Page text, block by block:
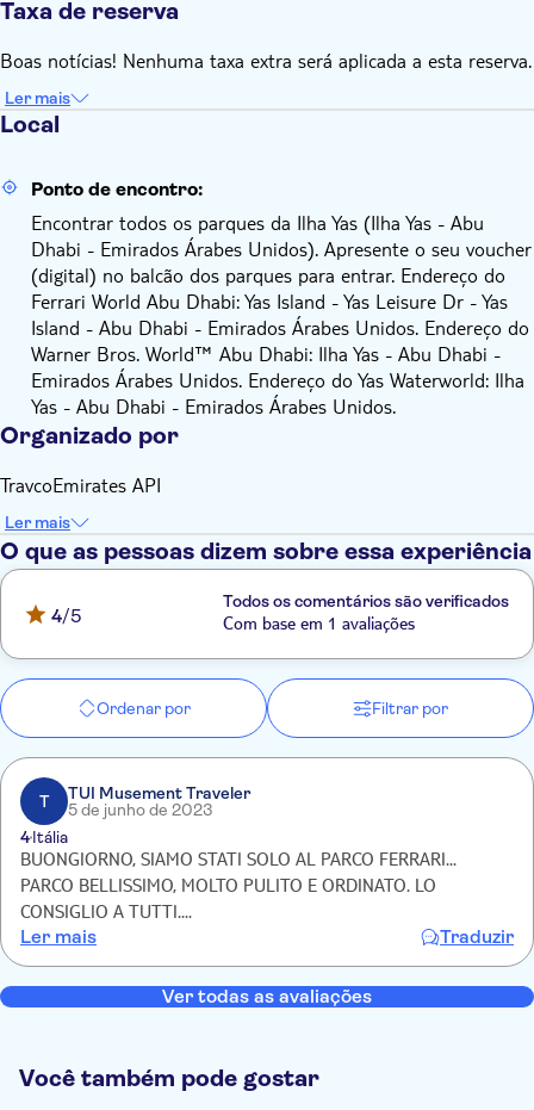
dirigir-se ao balcão de informações se necessitar de mais
assistência. É importante chegar à Fórmula Rossa no horário
pré-reservado. Nenhum convidado será autorizado a entrar
na pista sem uma reserva para a hora específica. A reserva é
limitada a uma faixa horária por dia. Os clientes podem
correio eletrónico só pode ser utilizado uma vez por visita
Os bebés (0-2 anos) podem entrar gratuitamente e não
necessitam de bilhete
Aplicam-se restrições de altura mínima e máxima a todas as
atracções. Por favor, verifique as regras e regulamentos de
cada parque antes da sua visita
Os visitantes que tentarem entrar nos parques com bilhetes
que não estejam em conformidade com os termos e
condições da emissão de bilhetes serão reencaminhados
para o emissor original
atracções pode sofrer atrasos. Por favor, mantenha-se
atento aos ecrãs do parque durante a sua visita para se
manter atualizado
O horário de funcionamento está sujeito a alterações em
função da época do ano e/ou da necessidade de
manutenção. Além disso, algumas atracções podem estar
Visite o sítio Web do parque para obter informações
actualizadas sobre o horário de funcionamento e os
encerramentos temporários
Taxa de reserva
Boas notícias! Nenhuma taxa extra será aplicada a esta reserva.
Ler mais
Local
Ponto de encontro:
Encontrar todos os parques da Ilha Yas (Ilha Yas - Abu
Dhabi - Emirados Árabes Unidos). Apresente o seu voucher
(digital) no balcão dos parques para entrar. Endereço do
Ferrari World Abu Dhabi: Yas Island - Yas Leisure Dr - Yas
Island - Abu Dhabi - Emirados Árabes Unidos. Endereço do
Warner Bros. World™ Abu Dhabi: Ilha Yas - Abu Dhabi -
Emirados Árabes Unidos. Endereço do Yas Waterworld: Ilha
Yas - Abu Dhabi - Emirados Árabes Unidos.
Organizado por
TravcoEmirates API
Ler mais
O que as pessoas dizem sobre essa experiência
4/5
Todos os comentários são verificados
Com base em 1 avaliações
Ordenar por Filtrar por
T
TUI Musement Traveler
5 de junho de 2023
4Itália
BUONGIORNO, SIAMO STATI SOLO AL PARCO FERRARI...
PARCO BELLISSIMO, MOLTO PULITO E ORDINATO. LO
CONSIGLIO A TUTTI....
Ler mais Traduzir
Ver todas as avaliações
Você também pode gostar